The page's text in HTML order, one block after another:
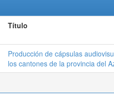
Título
Producción de cápsulas
los cantones de la provincia del